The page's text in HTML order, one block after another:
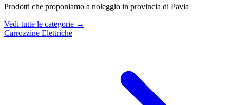
Prodotti che proponiamo a noleggio in provincia di Pavia
Vedi tutte le categorie →
Carrozzine Elettriche